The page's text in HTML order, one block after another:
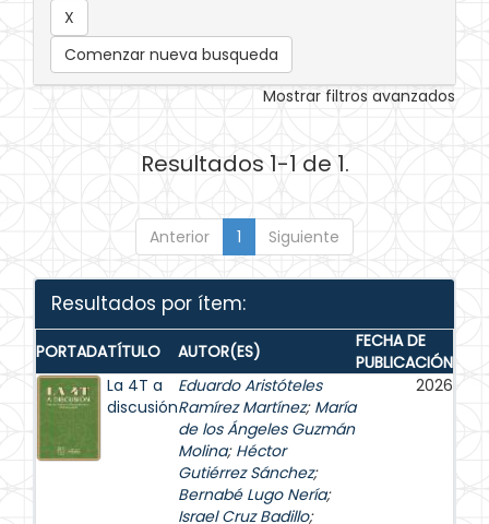
Comenzar nueva busqueda
Mostrar filtros avanzados
Resultados 1-1 de 1.
Anterior 1 Siguiente
Resultados por ítem:
PORTADATÍTULO AUTOR(ES)
FECHA DE
PUBLICACIÓN
La 4T a
discusión
Eduardo Aristóteles
Ramírez Martínez; María
de los Ángeles Guzmán
Molina; Héctor
Gutiérrez Sánchez;
Bernabé Lugo Nería;
Israel Cruz Badillo;
2026